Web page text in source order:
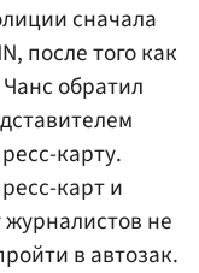
сначала
после того как
обратил
карту.
карт и
не
в автозак.